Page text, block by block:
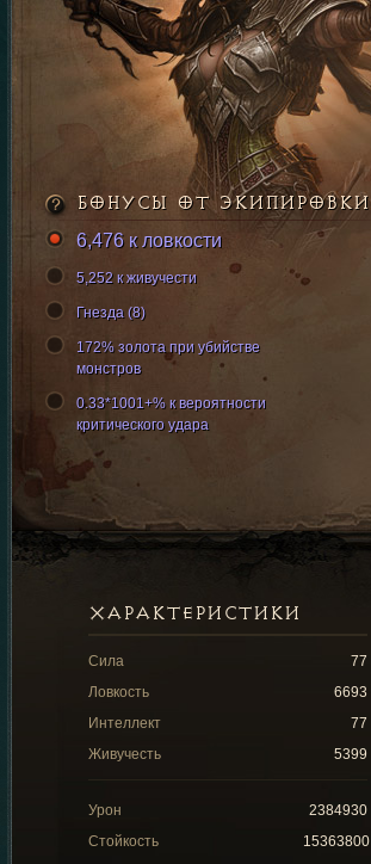
БОНУСЫ ОТ ЭКИПИРОВКИ
6,476 к ловкости
5,252 к живучести
Гнезда (8)
172% золота при убийстве
монстров
0.33*1001+% к вероятности
критического удара
ХАРАКТЕРИСТИКИ
Сила
77
Ловкость
6693
Интеллект
77
Живучесть
5399
Урон
2384930
Стойкость
15363800